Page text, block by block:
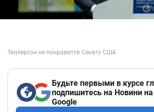
Будьте первыми в курсе
подпишитесь на Новини на
Google